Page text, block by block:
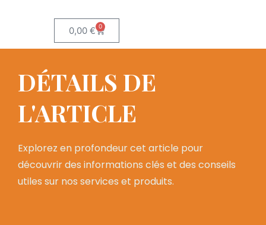
0,00€ 0
DÉTAILS DE
L'ARTICLE
Explorez en profondeur cet article pour
découvrir des informations clés et des conseils
utiles sur nos services et produits.